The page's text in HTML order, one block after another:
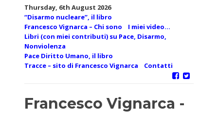
Thursday, 6th August 2026
“Disarmo nucleare”, il libro
Francesco Vignarca – Chi sono
I miei video…
Libri (con miei contributi) su Pace, Disarmo,
Nonviolenza
Pace Diritto Umano, il libro
Tracce – sito di Francesco Vignarca
Contatti
Francesco Vignarca -